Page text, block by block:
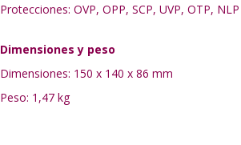
Protecciones: OVP, OPP, SCP, UVP, OTP, NLP
Dimensiones y peso
Dimensiones: 150 x 140 x 86 mm
Peso: 1,47 kg